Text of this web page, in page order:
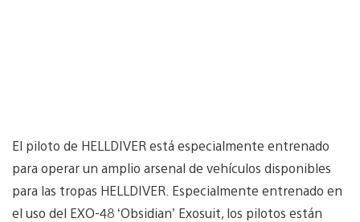
El piloto de HELLDIVER está especialmente entrenado
para operar un amplio arsenal de vehículos disponibles
para las tropas HELLDIVER. Especialmente entrenado en
el uso del EXO-48 ‘Obsidian’ Exosuit, los pilotos están